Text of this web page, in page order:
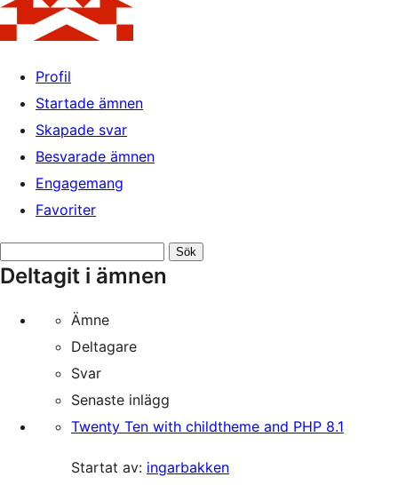
Profil
Startade ämnen
Skapade svar
Besvarade ämnen
Engagemang
Favoriter
ämnen:
Deltagit i ämnen
Ämne
Deltagare
Svar
Senaste inlägg
Twenty Ten with childtheme and PHP 8.1
Startat av: ingarbakken